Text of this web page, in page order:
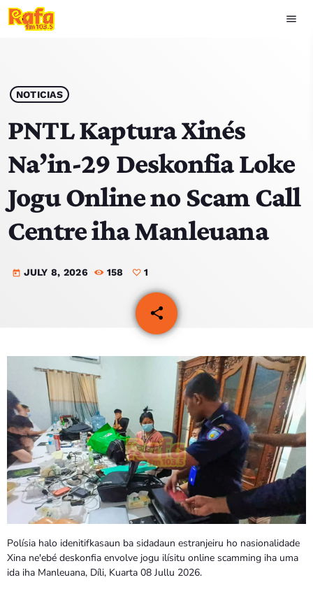
menu
play_arrow OUVIR RAFA
HOME
NOTISIA
EKIPA
TOP 15
VÍDEO SIRA
EVENTU SIRA
KONTAKTU SIRA
TÉTUM keyboard_arrow_down
TÉTUM
Bom dia RAFA
7:00 AM - 10:00 AM
NOTICIAS
PNTL Kaptura Xinés
Na’in-29 Deskonfia Loke
Jogu Online no Scam Call
Centre iha Manleuana
today JULY 8, 2026 158 1
share
email
Polísia halo idenitifkasaun ba sidadaun estranjeiru ho nasionalidade
Xina ne'ebé deskonfia envolve jogu ilísitu online scamming iha uma
ida iha Manleuana, Díli, Kuarta 08 Jullu 2026.